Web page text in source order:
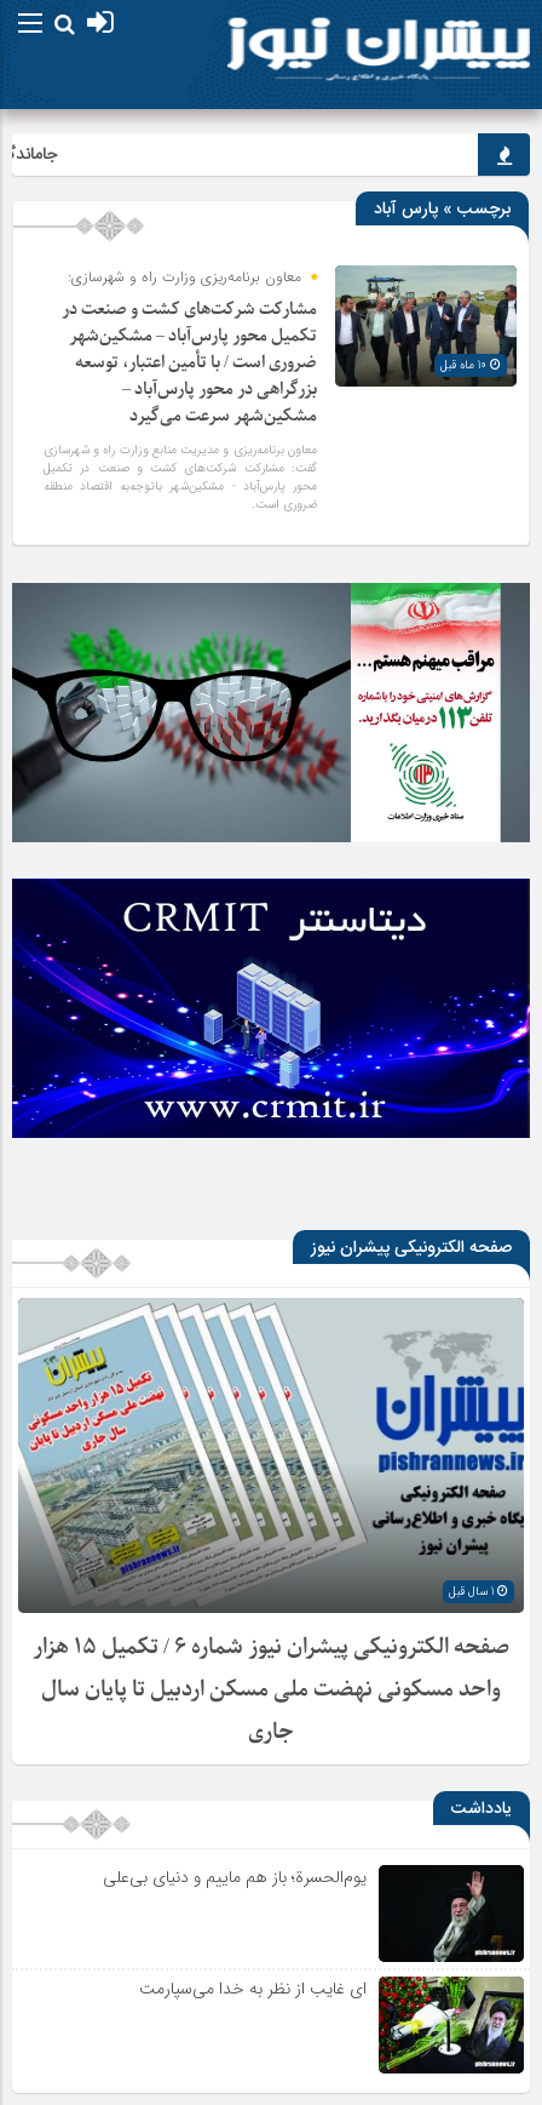
برچسب » پارس آباد
معاون برنامه‌ریزی وزارت راه و شهرسازی:
مشارکت شرکت‌های کشت و صنعت در
تکمیل محور پارس‌آباد – مشکین‌شهر
ضروری است / با تأمین اعتبار، توسعه
بزرگراهی در محور پارس‌آباد –
مشکین‌شهر سرعت می‌گیرد
معاون برنامه‌ریزی و مدیریت منابع وزارت راه و شهرسازی
گفت: مشارکت شرکت‌های کشت و صنعت در تکمیل
محور پارس‌آباد - مشکین‌شهر باتوجه‌به اقتصاد منطقه
ضروری است.
صفحه الکترونیکی پیشران نیوز
صفحه الکترونیکی پیشران نیوز شماره ۶ / تکمیل ۱۵ هزار
واحد مسکونی نهضت ملی مسکن اردبیل تا پایان سال
جاری
یادداشت
یوم‌الحسرة؛ باز هم ماییم و دنیای بی‌علی
ای غایب از نظر به خدا می‌سپارمت